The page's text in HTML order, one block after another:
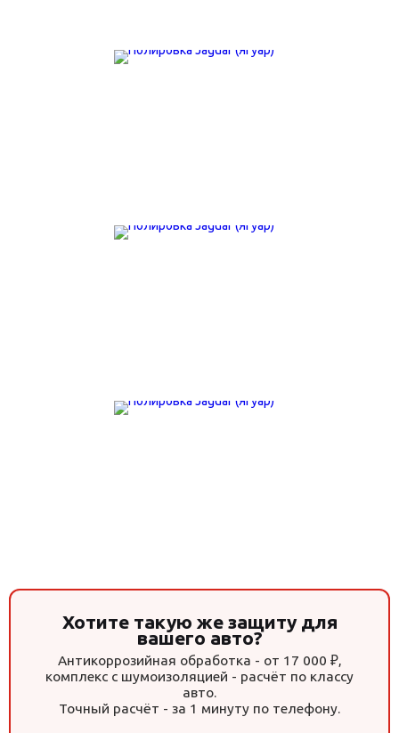
Хотите такую же защиту для
вашего авто?
Антикоррозийная обработка - от 17 000 ₽,
комплекс с шумоизоляцией - расчёт по классу
авто.
Точный расчёт - за 1 минуту по телефону.